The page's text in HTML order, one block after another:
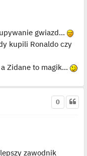
gwiazd...
kupili Ronaldo czy
Zidane to magik...
0
zawodnik